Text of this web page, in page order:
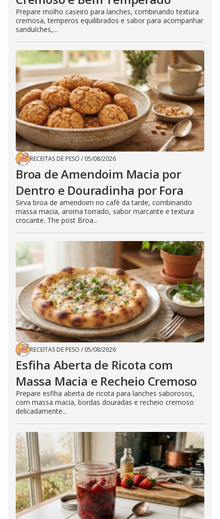
Prepare molho caseiro para lanches, combinando textura
cremosa, temperos equilibrados e sabor para acompanhar
sanduíches,...
RECEITAS DE PESO / 05/08/2026
Broa de Amendoim Macia por
Dentro e Douradinha por Fora
Sirva broa de amendoim no café da tarde, combinando
massa macia, aroma torrado, sabor marcante e textura
crocante. The post Broa...
RECEITAS DE PESO / 05/08/2026
Esfiha Aberta de Ricota com
Massa Macia e Recheio Cremoso
Prepare esfiha aberta de ricota para lanches saborosos,
com massa macia, bordas douradas e recheio cremoso
delicadamente...